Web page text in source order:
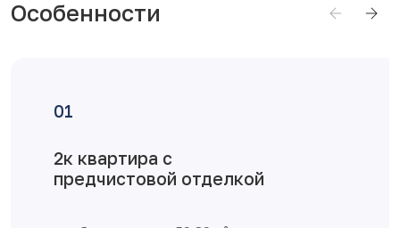
Особенности
Достоинства планировки
двухкомнатная квартира